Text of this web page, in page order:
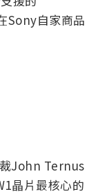
Sony自家商品
John Ternus
晶片最核心的